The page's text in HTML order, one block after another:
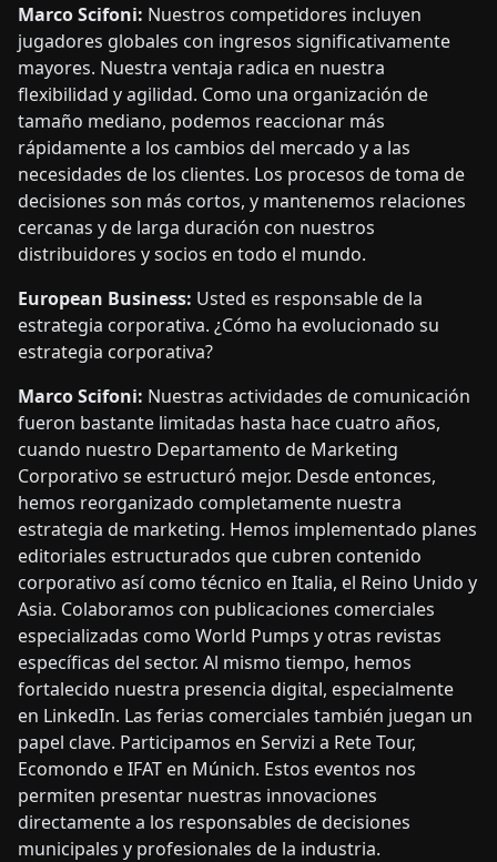
Marco Scifoni: Nuestros competidores incluyen
jugadores globales con ingresos significativamente
mayores. Nuestra ventaja radica en nuestra
flexibilidad y agilidad. Como una organización de
tamaño mediano, podemos reaccionar más
rápidamente a los cambios del mercado y a las
necesidades de los clientes. Los procesos de toma de
decisiones son más cortos, y mantenemos relaciones
cercanas y de larga duración con nuestros
distribuidores y socios en todo el mundo.
European Business: Usted es responsable de la
estrategia corporativa. ¿Cómo ha evolucionado su
estrategia corporativa?
Marco Scifoni: Nuestras actividades de comunicación
fueron bastante limitadas hasta hace cuatro años,
cuando nuestro Departamento de Marketing
Corporativo se estructuró mejor. Desde entonces,
hemos reorganizado completamente nuestra
estrategia de marketing. Hemos implementado planes
editoriales estructurados que cubren contenido
corporativo así como técnico en Italia, el Reino Unido y
Asia. Colaboramos con publicaciones comerciales
especializadas como World Pumps y otras revistas
específicas del sector. Al mismo tiempo, hemos
fortalecido nuestra presencia digital, especialmente
en LinkedIn. Las ferias comerciales también juegan un
papel clave. Participamos en Servizi a Rete Tour,
Ecomondo e IFAT en Múnich. Estos eventos nos
permiten presentar nuestras innovaciones
directamente a los responsables de decisiones
municipales y profesionales de la industria.